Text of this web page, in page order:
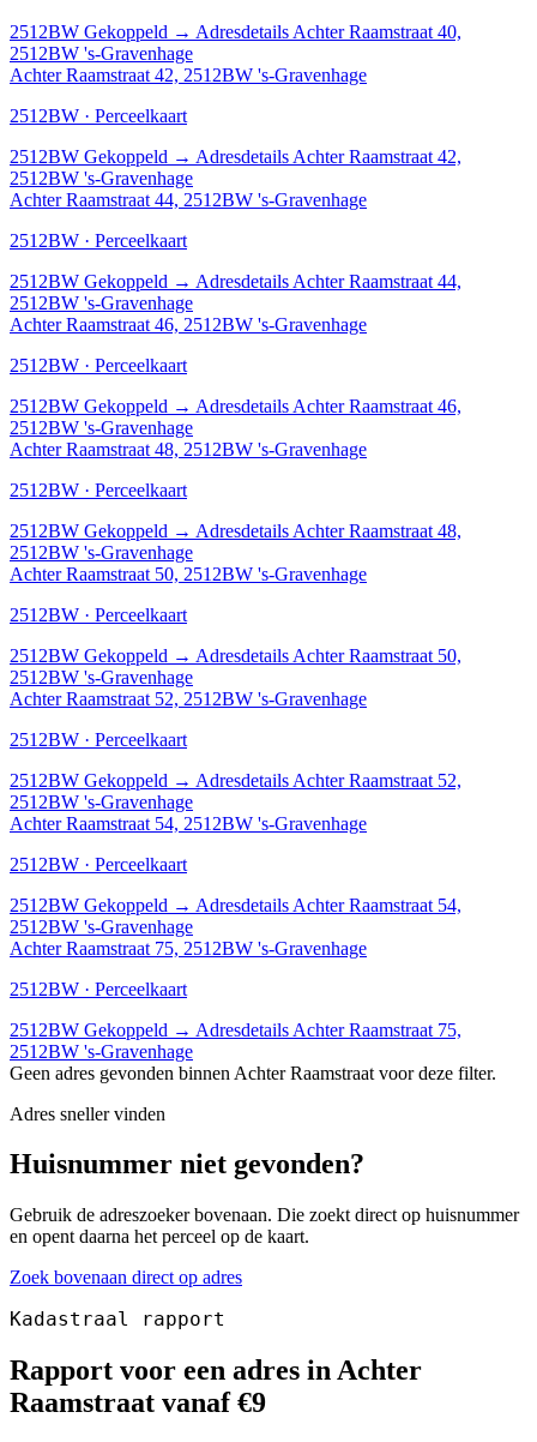
2512BW Gekoppeld → Adresdetails Achter Raamstraat 40,
2512BW 's-Gravenhage
Achter Raamstraat 42, 2512BW 's-Gravenhage
2512BW · Perceelkaart
2512BW Gekoppeld → Adresdetails Achter Raamstraat 42,
2512BW 's-Gravenhage
Achter Raamstraat 44, 2512BW 's-Gravenhage
2512BW · Perceelkaart
2512BW Gekoppeld → Adresdetails Achter Raamstraat 44,
2512BW 's-Gravenhage
Achter Raamstraat 46, 2512BW 's-Gravenhage
2512BW · Perceelkaart
2512BW Gekoppeld → Adresdetails Achter Raamstraat 46,
2512BW 's-Gravenhage
Achter Raamstraat 48, 2512BW 's-Gravenhage
2512BW · Perceelkaart
2512BW Gekoppeld → Adresdetails Achter Raamstraat 48,
2512BW 's-Gravenhage
Achter Raamstraat 50, 2512BW 's-Gravenhage
2512BW · Perceelkaart
2512BW Gekoppeld → Adresdetails Achter Raamstraat 50,
2512BW 's-Gravenhage
Achter Raamstraat 52, 2512BW 's-Gravenhage
2512BW · Perceelkaart
2512BW Gekoppeld → Adresdetails Achter Raamstraat 52,
2512BW 's-Gravenhage
Achter Raamstraat 54, 2512BW 's-Gravenhage
2512BW · Perceelkaart
2512BW Gekoppeld → Adresdetails Achter Raamstraat 54,
2512BW 's-Gravenhage
Achter Raamstraat 75, 2512BW 's-Gravenhage
2512BW · Perceelkaart
2512BW Gekoppeld → Adresdetails Achter Raamstraat 75,
2512BW 's-Gravenhage
Geen adres gevonden binnen Achter Raamstraat voor deze filter.
Adres sneller vinden
Huisnummer niet gevonden?
Gebruik de adreszoeker bovenaan. Die zoekt direct op huisnummer
en opent daarna het perceel op de kaart.
Zoek bovenaan direct op adres
Kadastraal rapport
Rapport voor een adres in Achter
Raamstraat vanaf €9